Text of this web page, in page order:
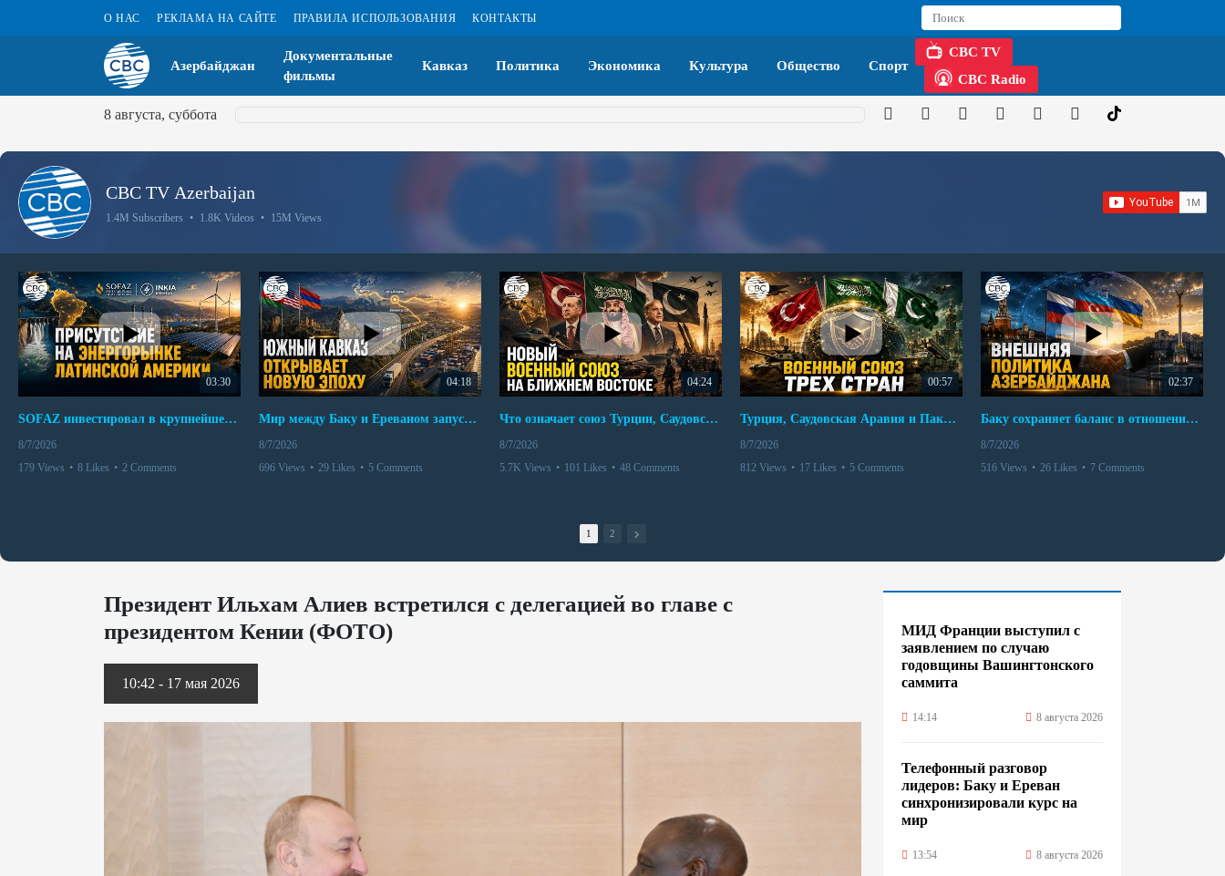
О НАС РЕКЛАМА НА САЙТЕ ПРАВИЛА ИСПОЛЬЗОВАНИЯ КОНТАКТЫ
Азербайджан
Документальные
фильмы
Кавказ Политика Экономика Культура Общество Спорт
CBC TV
CBC Radio
8 августа, суббота
CBC TV Azerbaijan
1.4M Subscribers • 1.8K Videos • 15M Views
03:30
SOFAZ инвестировал в крупнейшего независимого производителя электроэнергии Перу
8/7/2026
179 Views • 8 Likes • 2 Comments
04:18
Мир между Баку и Ереваном запускает крупные логистические проекты
8/7/2026
696 Views • 29 Likes • 5 Comments
04:24
Что означает союз Турции, Саудовской Аравии и Пакистана?
8/7/2026
5.7K Views • 101 Likes • 48 Comments
00:57
Турция, Саудовская Аравия и Пакистан подписали соглашение о совместной обороне
8/7/2026
812 Views • 17 Likes • 5 Comments
02:37
Баку сохраняет баланс в отношениях с Москвой и Киевом
8/7/2026
516 Views • 26 Likes • 7 Comments
1 2
Президент Ильхам Алиев встретился с делегацией во главе с
президентом Кении (ФОТО)
10:42 - 17 мая 2026
МИД Франции выступил с
заявлением по случаю
годовщины Вашингтонского
саммита
14:14 8 августа 2026
Телефонный разговор
лидеров: Баку и Ереван
синхронизировали курс на
мир
13:54 8 августа 2026